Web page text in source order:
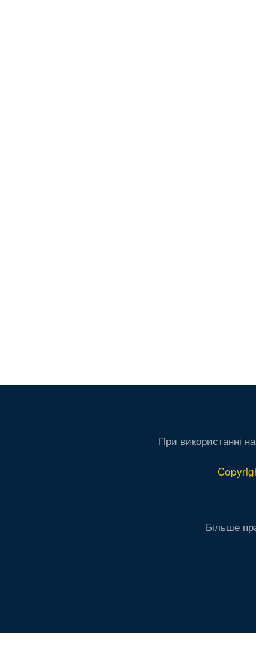
При використанні
Більше